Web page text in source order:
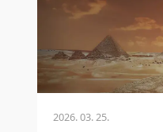
2026. 03. 25.